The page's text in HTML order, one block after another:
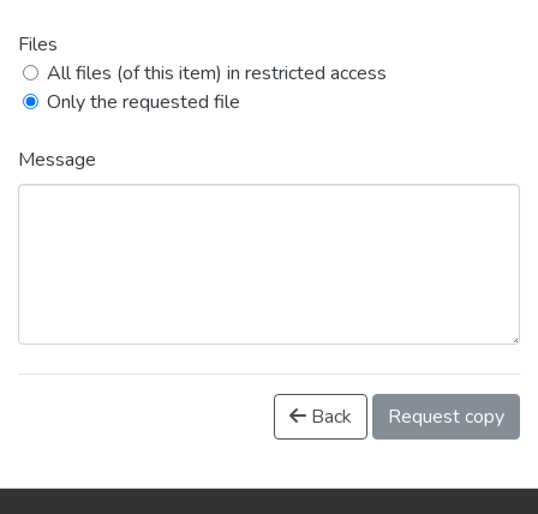
Files
All files (of this item) in restricted access
Only the requested file
Message
Back Request copy